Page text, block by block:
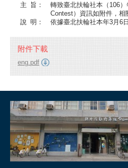
主 旨：
轉致臺北扶輪社本（106
Contest）資訊如附件，相
說 明： 依據臺北扶輪社本年3月6
附件下載
eng.pdf